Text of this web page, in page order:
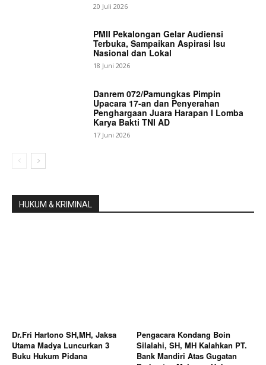
20 Juli 2026
PMII Pekalongan Gelar Audiensi
Terbuka, Sampaikan Aspirasi Isu
Nasional dan Lokal
18 Juni 2026
Danrem 072/Pamungkas Pimpin
Upacara 17-an dan Penyerahan
Penghargaan Juara Harapan I Lomba
Karya Bakti TNI AD
17 Juni 2026
HUKUM & KRIMINAL
Dr.Fri Hartono SH,MH, Jaksa
Utama Madya Luncurkan 3
Buku Hukum Pidana
Pengacara Kondang Boin
Silalahi, SH, MH Kalahkan PT.
Bank Mandiri Atas Gugatan